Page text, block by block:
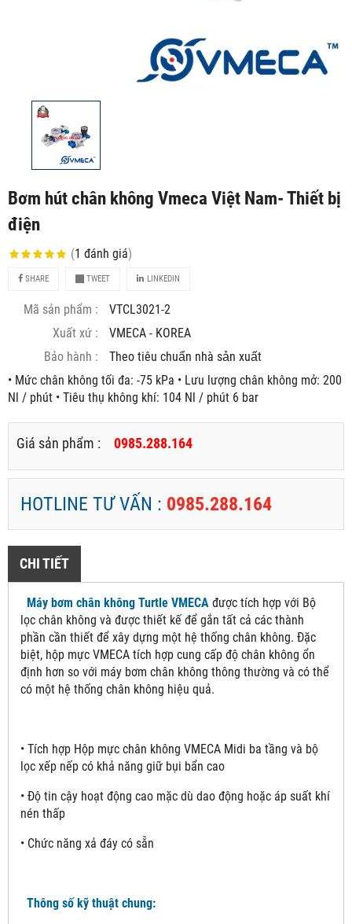
Bơm hút chân không Vmeca Việt Nam- Thiết bị
điện
(1 đánh giá)
SHARE TWEET LINKEDIN
Mã sản phẩm :
VTCL3021-2
Xuất xứ :
VMECA - KOREA
Bảo hành :
Theo tiêu chuẩn nhà sản xuất
• Mức chân không tối đa: -75 kPa • Lưu lượng chân không mở: 200
Nl / phút • Tiêu thụ không khí: 104 Nl / phút 6 bar
Giá sản phẩm : 0985.288.164
HOTLINE TƯ VẤN : 0985.288.164
CHI TIẾT
Máy bơm chân không Turtle VMECA được tích hợp với Bộ
lọc chân không và được thiết kế để gắn tất cả các thành
phần cần thiết để xây dựng một hệ thống chân không. Đặc
biệt, hộp mực VMECA tích hợp cung cấp độ chân không ổn
định hơn so với máy bơm chân không thông thường và có thể
có một hệ thống chân không hiệu quả.
• Tích hợp Hộp mực chân không VMECA Midi ba tầng và bộ
lọc xếp nếp có khả năng giữ bụi bẩn cao
• Độ tin cậy hoạt động cao mặc dù dao động hoặc áp suất khí
nén thấp
• Chức năng xả đáy có sẵn
Thông số kỹ thuật chung: